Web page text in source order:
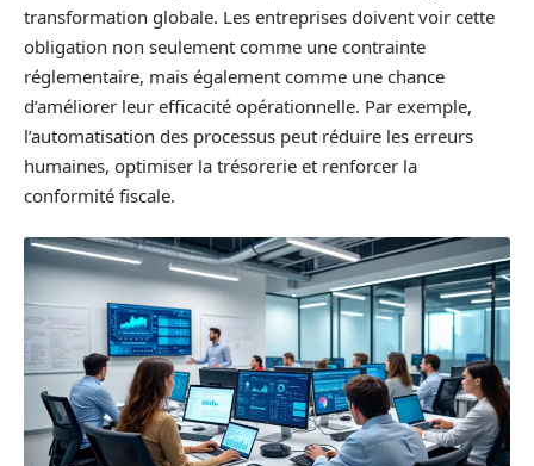
transformation globale. Les entreprises doivent voir cette
obligation non seulement comme une contrainte
réglementaire, mais également comme une chance
d’améliorer leur efficacité opérationnelle. Par exemple,
l’automatisation des processus peut réduire les erreurs
humaines, optimiser la trésorerie et renforcer la
conformité fiscale.